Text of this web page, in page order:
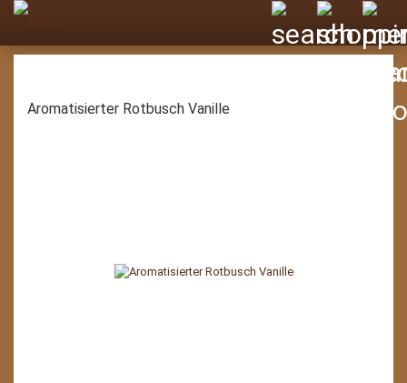
Aromatisierter Rotbusch Vanille